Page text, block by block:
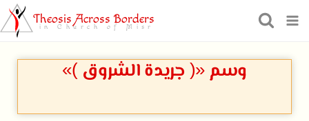
Theosis Across Borders
in Church of Misr
وسم «( جريدة الشروق )»